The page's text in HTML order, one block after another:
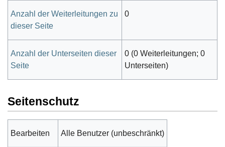
Anzahl der Weiterleitungen zu
dieser Seite
0
Anzahl der Unterseiten dieser
Seite
0 (0 Weiterleitungen; 0
Unterseiten)
Seitenschutz
Bearbeiten Alle Benutzer (unbeschränkt)